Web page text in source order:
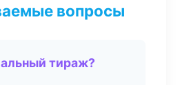
вопросы
тираж?